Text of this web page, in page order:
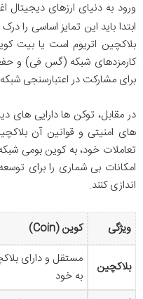
ورود به دنیای ارزهای
کارمزدهای شبکه (گس فی) و حفظ
برای مشارکت در اعتبارسنجی شبکه
در مقابل، توکن ها دارایی های
های امنیتی و قوانین آن
تعاملات خود، به کوین بومی شبکه
امکانات بی شماری را برای
اندازی کنند.
ویژگی کوین (Coin)
بلاکچین
مستقل و دارای
به خود